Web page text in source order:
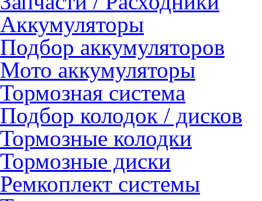
Аккумуляторы
Подбор аккумуляторов
Мото аккумуляторы
Тормозная система
Подбор колодок / дисков
Тормозные колодки
Тормозные диски
Ремкоплект системы